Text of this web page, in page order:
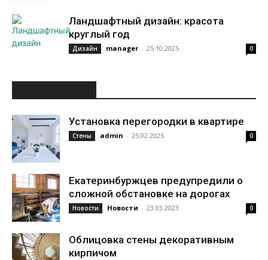
Ландшафтный дизайн: красота
круглый год
Дизайн manager - 25.10.2025 0
Установка перегородки в квартире
Стены admin - 25.02.2025 0
Екатеринбуржцев предупредили о
сложной обстановке на дорогах
Новости Новости - 23.03.2023 0
Облицовка стены декоративным
кирпичом